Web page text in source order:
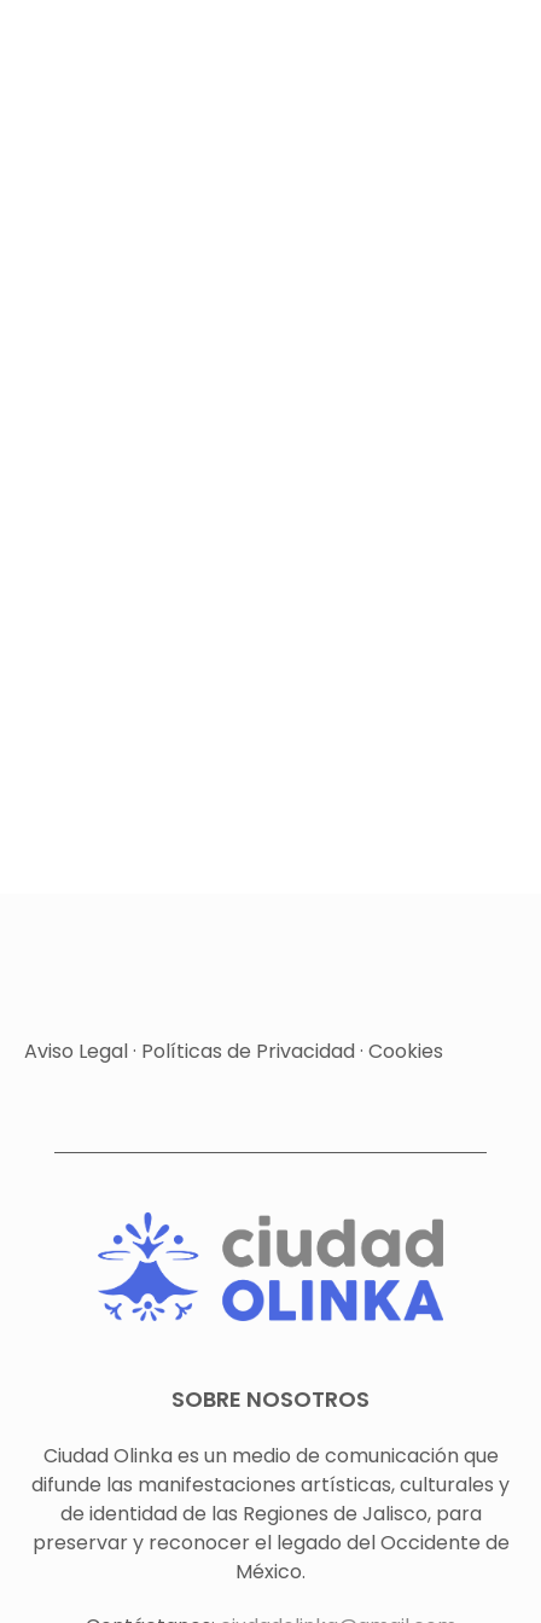
Aviso Legal· Políticas de Privacidad· Cookies
SOBRE NOSOTROS
Ciudad Olinka es un medio de comunicación que
difunde las manifestaciones artísticas, culturales y
de identidad de las Regiones de Jalisco, para
preservar y reconocer el legado del Occidente de
México.